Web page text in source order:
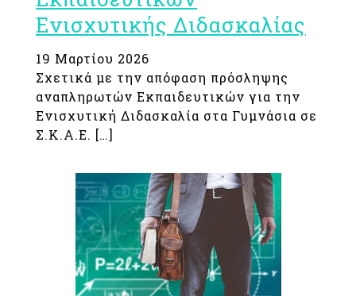
Ενισχυτικής Διδασκαλίας
19 Μαρτίου 2026
Σχετικά με την απόφαση πρόσληψης
αναπληρωτών Εκπαιδευτικών για την
Ενισχυτική Διδασκαλία στα Γυμνάσια σε
Σ.Κ.Α.Ε. […]